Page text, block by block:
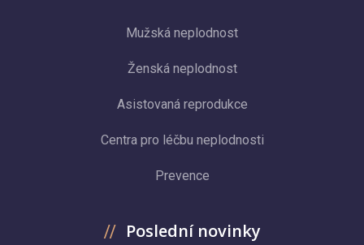
Mužská neplodnost
Ženská neplodnost
Asistovaná reprodukce
Centra pro léčbu neplodnosti
Prevence
Poslední novinky